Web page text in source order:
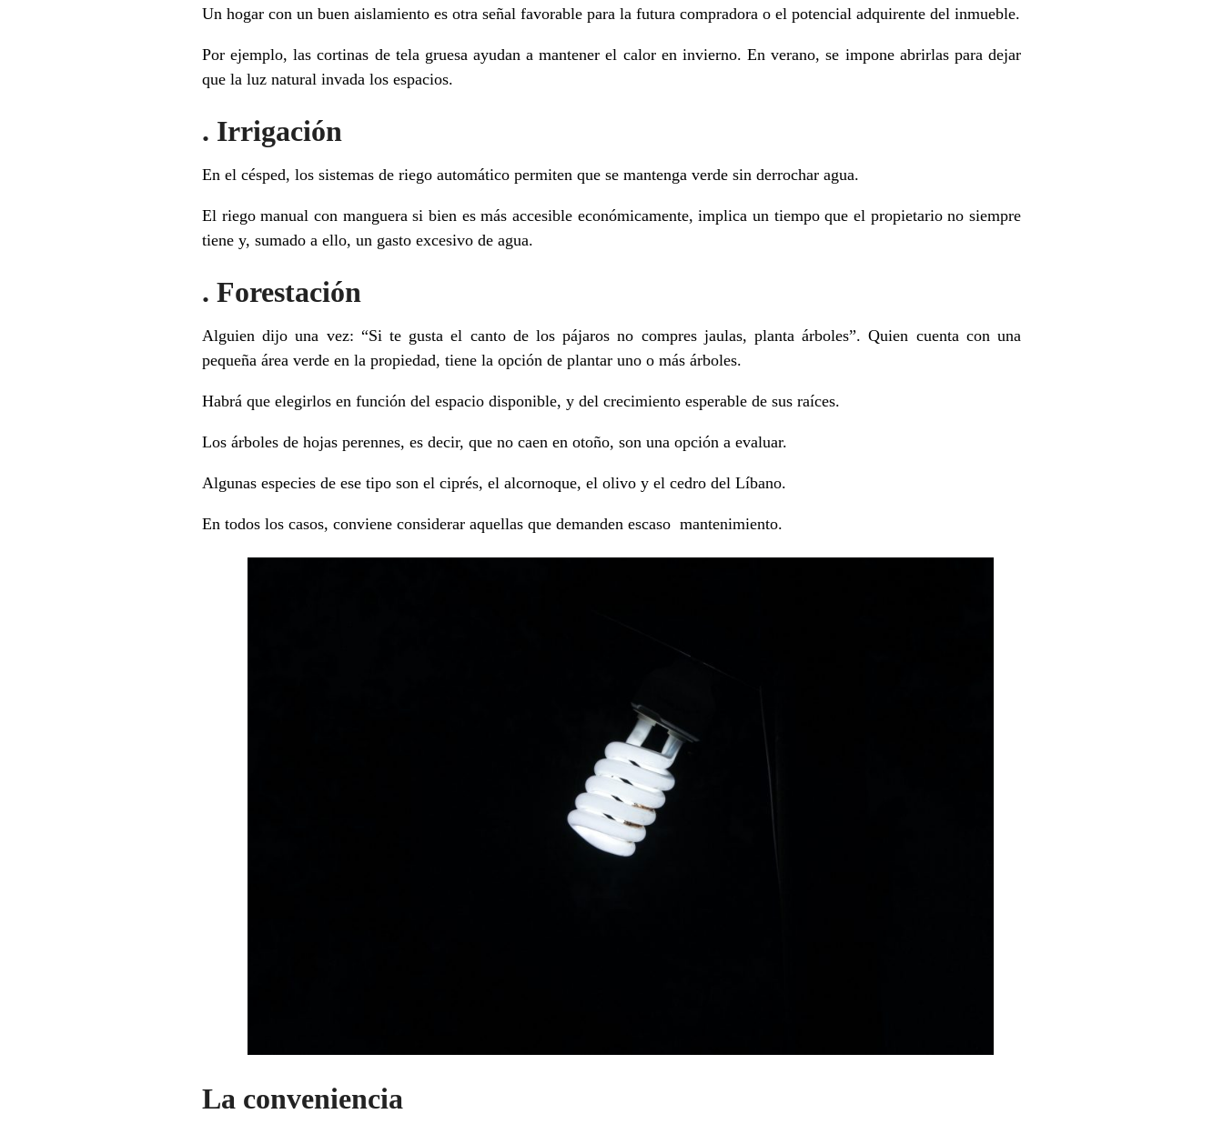
Un hogar con un buen aislamiento es otra señal favorable para la futura compradora o el potencial adquirente del inmueble.
Por ejemplo, las cortinas de tela gruesa ayudan a mantener el calor en invierno. En verano, se impone abrirlas para dejar
que la luz natural invada los espacios.
. Irrigación
En el césped, los sistemas de riego automático permiten que se mantenga verde sin derrochar agua.
El riego manual con manguera si bien es más accesible económicamente, implica un tiempo que el propietario no siempre
tiene y, sumado a ello, un gasto excesivo de agua.
. Forestación
Alguien dijo una vez: “Si te gusta el canto de los pájaros no compres jaulas, planta árboles”. Quien cuenta con una
pequeña área verde en la propiedad, tiene la opción de plantar uno o más árboles.
Habrá que elegirlos en función del espacio disponible, y del crecimiento esperable de sus raíces.
Los árboles de hojas perennes, es decir, que no caen en otoño, son una opción a evaluar.
Algunas especies de ese tipo son el ciprés, el alcornoque, el olivo y el cedro del Líbano.
En todos los casos, conviene considerar aquellas que demanden escaso mantenimiento.
La conveniencia